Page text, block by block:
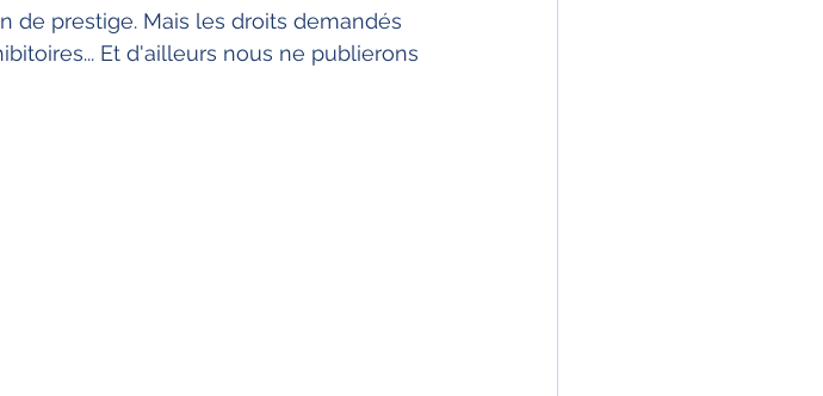
de prestige. Mais les droits demandés
Et d'ailleurs nous ne publierons